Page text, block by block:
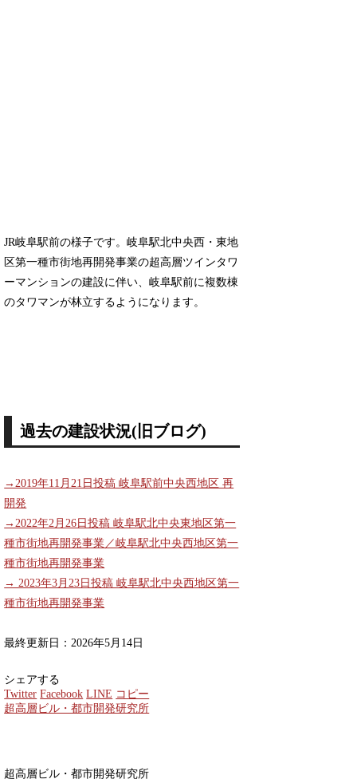
JR岐阜駅前の様子です。岐阜駅北中央西・東地
区第一種市街地再開発事業の超高層ツインタワ
ーマンションの建設に伴い、岐阜駅前に複数棟
のタワマンが林立するようになります。
過去の建設状況(旧ブログ)
→2019年11月21日投稿 岐阜駅前中央西地区 再
開発
→2022年2月26日投稿 岐阜駅北中央東地区第一
種市街地再開発事業／岐阜駅北中央西地区第一
種市街地再開発事業
→ 2023年3月23日投稿 岐阜駅北中央西地区第一
種市街地再開発事業
最終更新日：2026年5月14日
シェアする
Twitter Facebook LINE コピー
超高層ビル・都市開発研究所
超高層ビル・都市開発研究所